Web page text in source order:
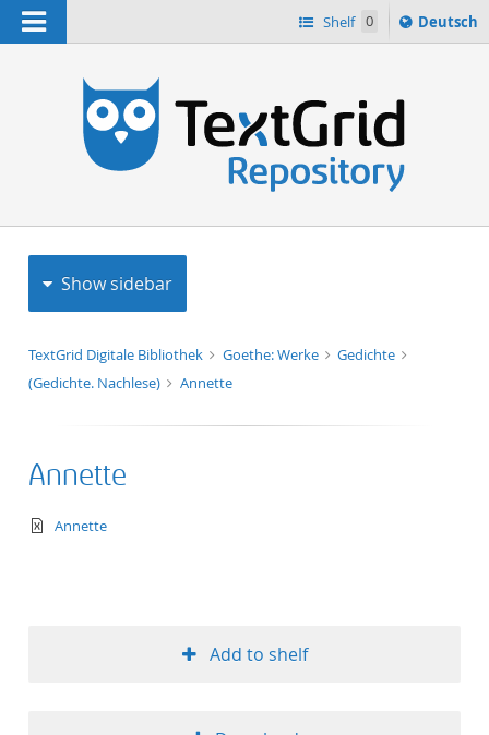
Navigation Shelf 0
Sprache
ï¿½ndern
Deutsch
Show sidebar
TextGrid Digitale Bibliothek Goethe: Werke
Gedichte
(Gedichte. Nachlese)
Annette
Annette
text/xml
Annette
Add to shelf